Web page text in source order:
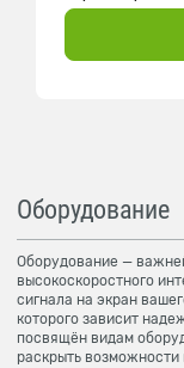
Оборудование
Оборудование —
высокоскоростного
сигнала на экран
которого зависит
посвящён видам
раскрыть возможности